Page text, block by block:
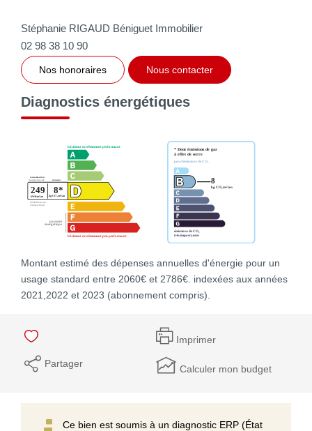
Stéphanie RIGAUD Béniguet Immobilier
02 98 38 10 90
Nos honoraires Nous contacter
Diagnostics énergétiques
Montant estimé des dépenses annuelles d'énergie pour un
usage standard entre 2060€ et 2786€. indexées aux années
2021,2022 et 2023 (abonnement compris).
Imprimer
Partager Calculer mon budget
Ce bien est soumis à un diagnostic ERP (État